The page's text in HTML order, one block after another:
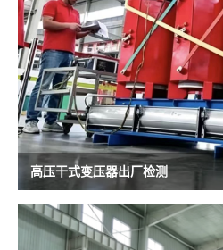
高压干式变压器出厂检测